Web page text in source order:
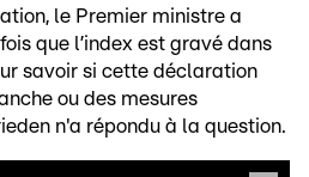
le Premier ministre a
que l’index est gravé dans
savoir si cette déclaration
ou des mesures
n'a répondu à la question.